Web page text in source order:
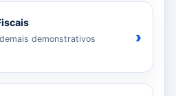
demais demonstrativos
›